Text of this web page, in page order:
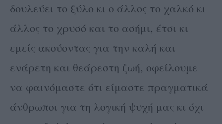
δουλεύει το ξύλο κι ο άλλος το χαλκό κι
άλλος το χρυσό και το ασήμι, έτσι κι
εμείς ακούοντας για την καλή και
ενάρετη και θεάρεστη ζωή, οφείλουμε
να φαινόμαστε ότι είμαστε πραγματικά
άνθρωποι για τη λογική ψυχή μας κι όχι